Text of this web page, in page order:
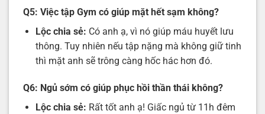
Q5: Việc tập Gym có giúp mặt hết sạm không?
Lộc chia sẻ: Có anh ạ, vì nó giúp máu huyết lưu
thông. Tuy nhiên nếu tập nặng mà không giữ tinh
thì mặt anh sẽ trông càng hốc hác hơn đó.
Q6: Ngủ sớm có giúp phục hồi thần thái không?
Lộc chia sẻ: Rất tốt anh ạ! Giấc ngủ từ 11h đêm